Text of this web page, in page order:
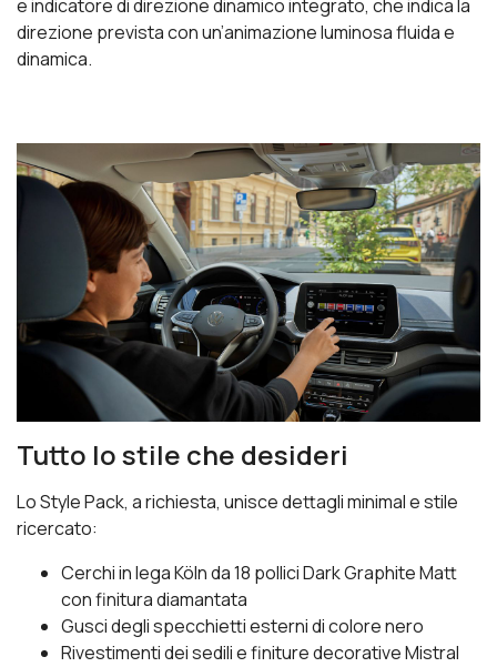
e indicatore di direzione dinamico integrato, che indica la
direzione prevista con un’animazione luminosa fluida e
dinamica.
Tutto lo stile che desideri
Lo Style Pack, a richiesta, unisce dettagli minimal e stile
ricercato:
Cerchi in lega Köln da 18 pollici Dark Graphite Matt
con finitura diamantata
Gusci degli specchietti esterni di colore nero
Rivestimenti dei sedili e finiture decorative Mistral